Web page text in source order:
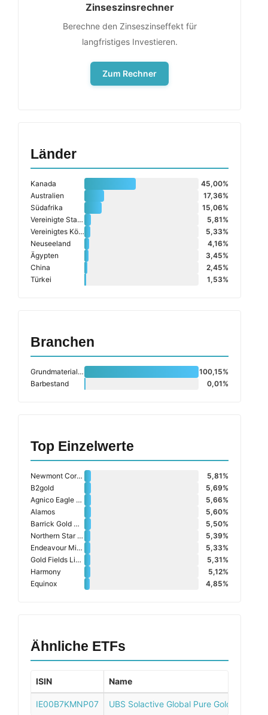
Zinseszinsrechner
Berechne den Zinseszinseffekt für
langfristiges Investieren.
Zum Rechner
Länder
Kanada
45,00%
Australien
17,36%
Südafrika
15,06%
Vereinigte Staaten (USA)
5,81%
Vereinigtes Königreich
5,33%
Neuseeland
4,16%
Ägypten
3,45%
China
2,45%
Türkei
1,53%
Branchen
Grundmaterialien
100,15%
Barbestand
0,01%
Top Einzelwerte
Newmont Corporation
5,81%
B2gold
5,69%
Agnico Eagle Mines Limited
5,66%
Alamos
5,60%
Barrick Gold Corporation
5,50%
Northern Star Resources Ltd
5,39%
Endeavour Mining Plc
5,33%
Gold Fields Limited Sponsored Adr
5,31%
Harmony
5,12%
Equinox
4,85%
Ähnliche ETFs
ISIN Name
IE00B7KMNP07 UBS Solactive Global Pure Gold Miners